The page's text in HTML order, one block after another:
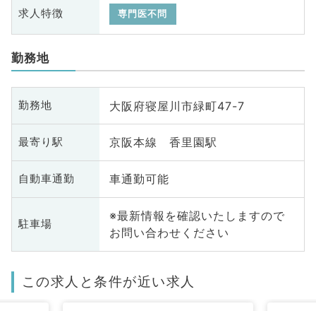
求人特徴 専門医不問
勤務地
勤務地 大阪府寝屋川市緑町47-7
最寄り駅 京阪本線 香里園駅
自動車通勤 車通勤可能
駐車場
※最新情報を確認いたしますので
お問い合わせください
この求人と条件が近い求人